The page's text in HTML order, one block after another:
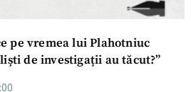
pe vremea lui Plahotniuc
de investigații au tăcut?”